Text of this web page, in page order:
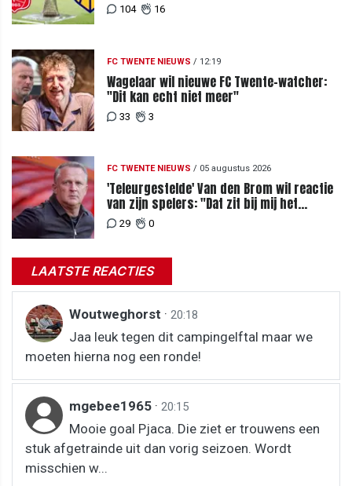
104 16
FC TWENTE NIEUWS / 12:19
Wagelaar wil nieuwe FC Twente-watcher:
"Dit kan echt niet meer"
33 3
FC TWENTE NIEUWS / 05 augustus 2026
'Teleurgestelde' Van den Brom wil reactie
van zijn spelers: "Dat zit bij mij het
meeste diep"
29 0
LAATSTE REACTIES
Woutweghorst · 20:18
Jaa leuk tegen dit campingelftal maar we
moeten hierna nog een ronde!
mgebee1965 · 20:15
Mooie goal Pjaca. Die ziet er trouwens een
stuk afgetrainde uit dan vorig seizoen. Wordt
misschien w...